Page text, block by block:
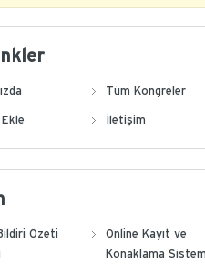
Tüm Kongreler
İletişim
Özeti
Online Kayıt ve
Konaklama